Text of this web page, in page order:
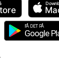
FÅ DET PÅ
Google